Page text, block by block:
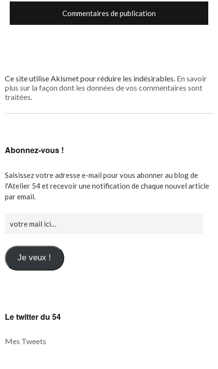
Ce site utilise Akismet pour réduire les indésirables. En savoir
plus sur la façon dont les données de vos commentaires sont
traitées.
Abonnez-vous !
Saisissez votre adresse e-mail pour vous abonner au blog de
l'Atelier 54 et recevoir une notification de chaque nouvel article
par email.
Je veux !
Le twitter du 54
Mes Tweets